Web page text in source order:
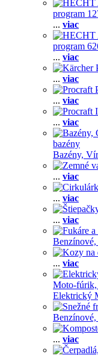
program
... viac
program
... viac
... viac
... viac
... viac
bazény
Bazény,
... viac
... viac
... viac
Benzínové,
... viac
Moto-fúrik,
Elektrický
Benzínové,
... viac